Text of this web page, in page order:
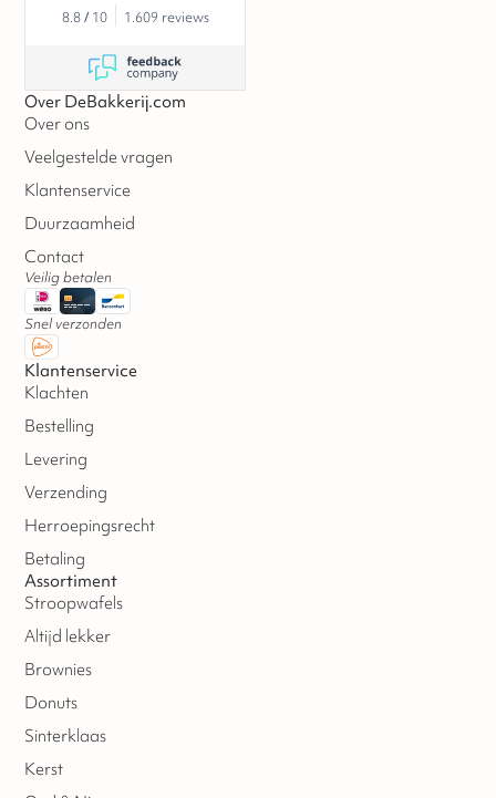
8.8/ 10 1.609 reviews
Over DeBakkerij.com
Over ons
Veelgestelde vragen
Klantenservice
Duurzaamheid
Contact
Veilig betalen
Snel verzonden
Klantenservice
Klachten
Bestelling
Levering
Verzending
Herroepingsrecht
Betaling
Assortiment
Stroopwafels
Altijd lekker
Brownies
Donuts
Sinterklaas
Kerst